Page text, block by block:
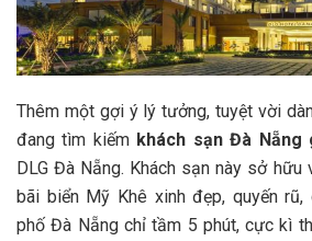
Thêm một gợi ý lý tưởng, tuyệt vời
đang tìm kiếm khách sạn Đà Nẵng
DLG Đà Nẵng. Khách sạn này sở
bãi biển Mỹ Khê xinh đẹp, quyến rũ,
phố Đà Nẵng chỉ tầm 5 phút, cực kì